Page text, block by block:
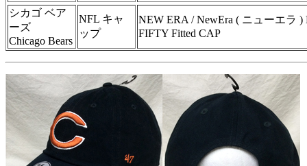
シカゴ ベア
ーズ
Chicago Bears
NFL キャ
ップ
NEW ERA / NewEra ( ニューエラ
FIFTY Fitted CAP